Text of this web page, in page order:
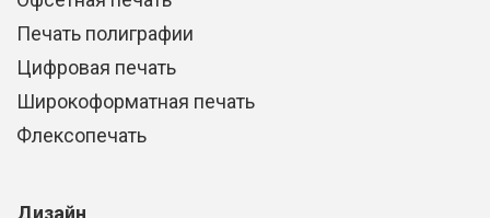
Печать полиграфии
Цифровая печать
Широкоформатная печать
Флексопечать
Дизайн